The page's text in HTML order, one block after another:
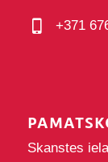
+371
Skanstes